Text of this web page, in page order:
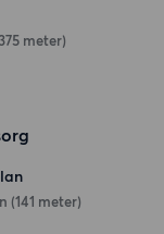
meter)
(141 meter)